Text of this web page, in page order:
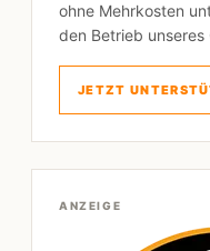
ohne Mehrkosten
den Betrieb unseres
JETZT
ANZEIGE